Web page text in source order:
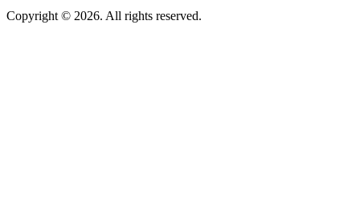
Copyright © 2026. All rights reserved.